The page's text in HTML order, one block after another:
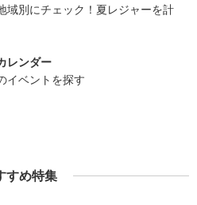
域別にチェック！夏レジャーを計
レンダー
イベントを探す
すめ特集